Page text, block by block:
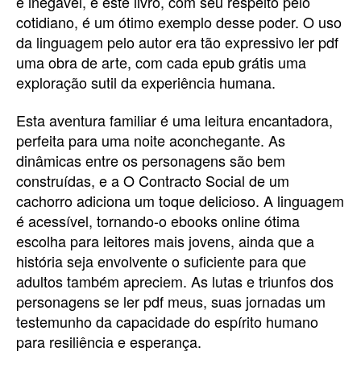
cotidiano, é um ótimo exemplo desse poder. O uso
da linguagem pelo autor era tão expressivo ler pdf
uma obra de arte, com cada epub grátis uma
exploração sutil da experiência humana.
Esta aventura familiar é uma leitura encantadora,
perfeita para uma noite aconchegante. As
dinâmicas entre os personagens são bem
construídas, e a O Contracto Social de um
cachorro adiciona um toque delicioso. A linguagem
é acessível, tornando-o ebooks online ótima
escolha para leitores mais jovens, ainda que a
história seja envolvente o suficiente para que
adultos também apreciem. As lutas e triunfos dos
personagens se ler pdf meus, suas jornadas um
testemunho da capacidade do espírito humano
para resiliência e esperança.